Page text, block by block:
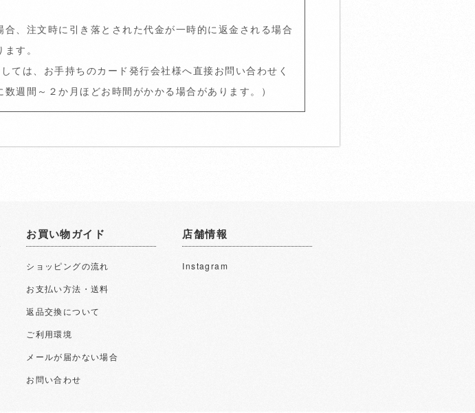
、注文時に引き落とされた代金が一時的に返金される場合
す。
ては、お手持ちのカード発行会社様へ直接お問い合わせく
週間～２か月ほどお時間がかかる場合があります。）
お買い物ガイド
ショッピングの流れ
お支払い方法・送料
返品交換について
ご利用環境
メールが届かない場合
お問い合わせ
店舗情報
Instagram